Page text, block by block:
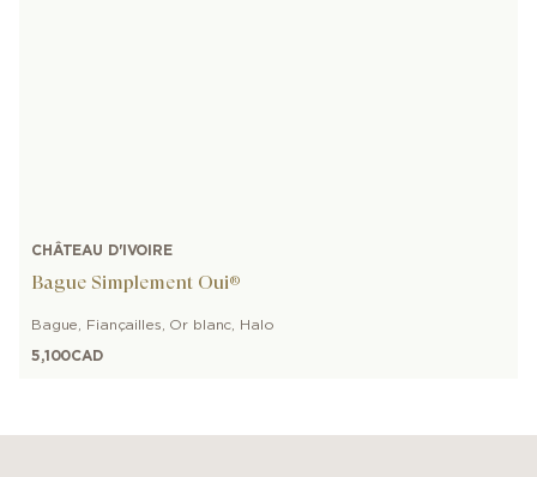
CHÂTEAU D'IVOIRE
Bague Simplement Oui®
Bague Fiançailles Or blanc Halo
5,100CAD